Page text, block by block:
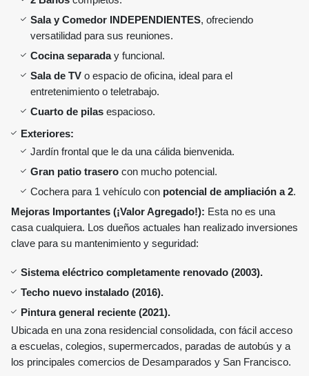
Sala y Comedor INDEPENDIENTES, ofreciendo
versatilidad para sus reuniones.
Cocina separaday funcional.
Sala de TV o espacio de oficina, ideal para el
entretenimiento o teletrabajo.
Cuarto de pilas espacioso.
Exteriores:
Jardín frontal que le da una cálida bienvenida.
Gran patio trasero con mucho potencial.
Cochera para 1 vehículo con potencial de ampliación a 2.
Mejoras Importantes (¡Valor Agregado!): Esta no es una
casa cualquiera. Los dueños actuales han realizado inversiones
clave para su mantenimiento y seguridad:
Sistema eléctrico completamente renovado (2003).
Techo nuevo instalado (2016).
Pintura general reciente (2021).
Ubicada en una zona residencial consolidada, con fácil acceso
a escuelas, colegios, supermercados, paradas de autobús y a
los principales comercios de Desamparados y San Francisco.